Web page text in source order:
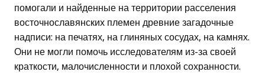
помогали и найденные на территории расселения
восточнославянских племен древние загадочные
надписи: на печатях, на глиняных сосудах, на камнях.
Они не могли помочь исследователям из-за своей
краткости, малочисленности и плохой сохранности.